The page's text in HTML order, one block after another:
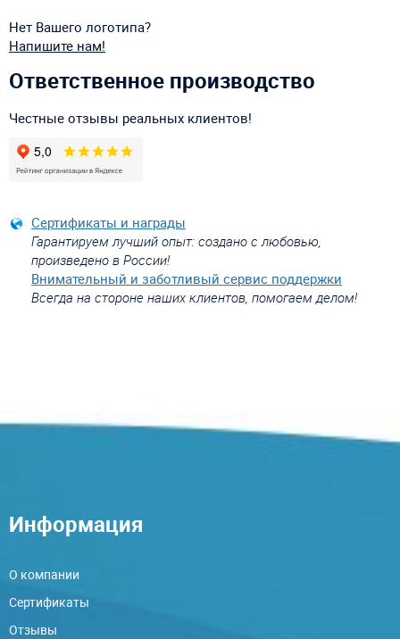
Нет Вашего логотипа?
Напишите нам!
Ответственное производство
Честные отзывы реальных клиентов!
Сертификаты и награды
Гарантируем лучший опыт: создано с любовью,
произведено в России!
Внимательный и заботливый сервис поддержки
Всегда на стороне наших клиентов, помогаем делом!
Информация
О компании
Сертификаты
Отзывы